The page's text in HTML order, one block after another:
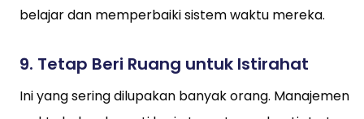
belajar dan memperbaiki sistem waktu mereka.
9. Tetap Beri Ruang untuk Istirahat
Ini yang sering dilupakan banyak orang. Manajemen